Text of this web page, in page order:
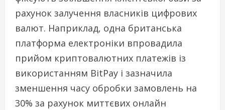
рахунок залучення власників цифрових
валют. Наприклад, одна британська
платформа електроніки впровадила
прийом криптовалютних платежів із
використанням BitPay і зазначила
зменшення часу обробки замовлень на
30% за рахунок миттєвих онлайн